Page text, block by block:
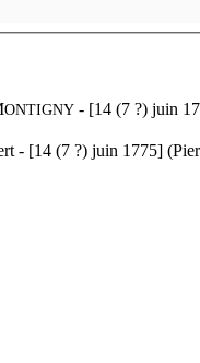
ONTIGNY - [14 (7 ?) juin
- [14 (7 ?) juin 1775]